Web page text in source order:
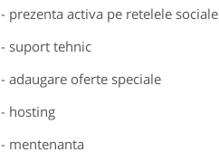
- prezenta activa pe retelele sociale
- suport tehnic
- adaugare oferte speciale
- hosting
- mentenanta